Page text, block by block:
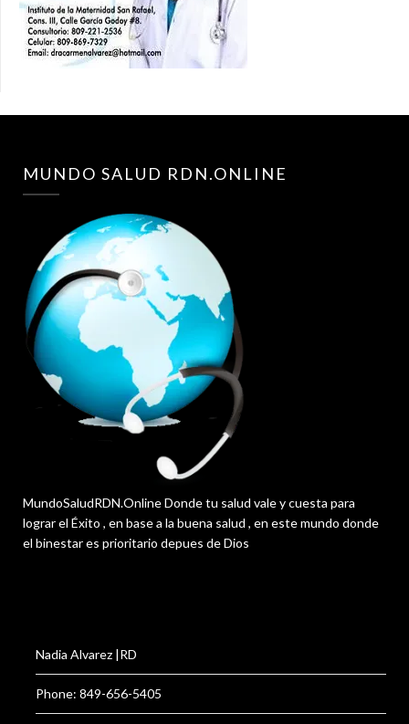
MUNDO SALUD RDN.ONLINE
MundoSaludRDN.Online Donde tu salud vale y cuesta para
lograr el Éxito , en base a la buena salud , en este mundo donde
el binestar es prioritario depues de Dios
Nadia Alvarez |RD
Phone: 849-656-5405